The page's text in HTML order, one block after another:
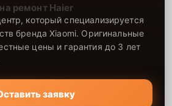
ремонт Haier
который специализируется
бренда Xiaomi. Оригинальные
цены и гарантия до 3 лет
заявку